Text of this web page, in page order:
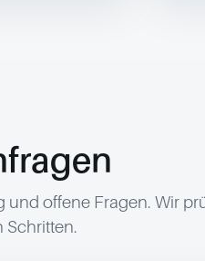
offene Fragen. Wir
Schritten.